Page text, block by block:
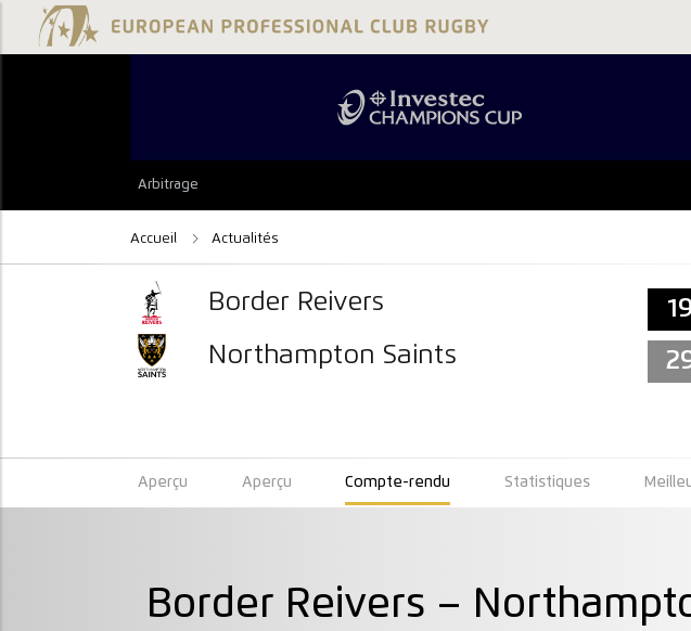
Arbitrage
Accueil Actualités
Border Reivers
Northampton Saints
19
Aperçu Aperçu Compte-rendu Statistiques
Border Reivers –